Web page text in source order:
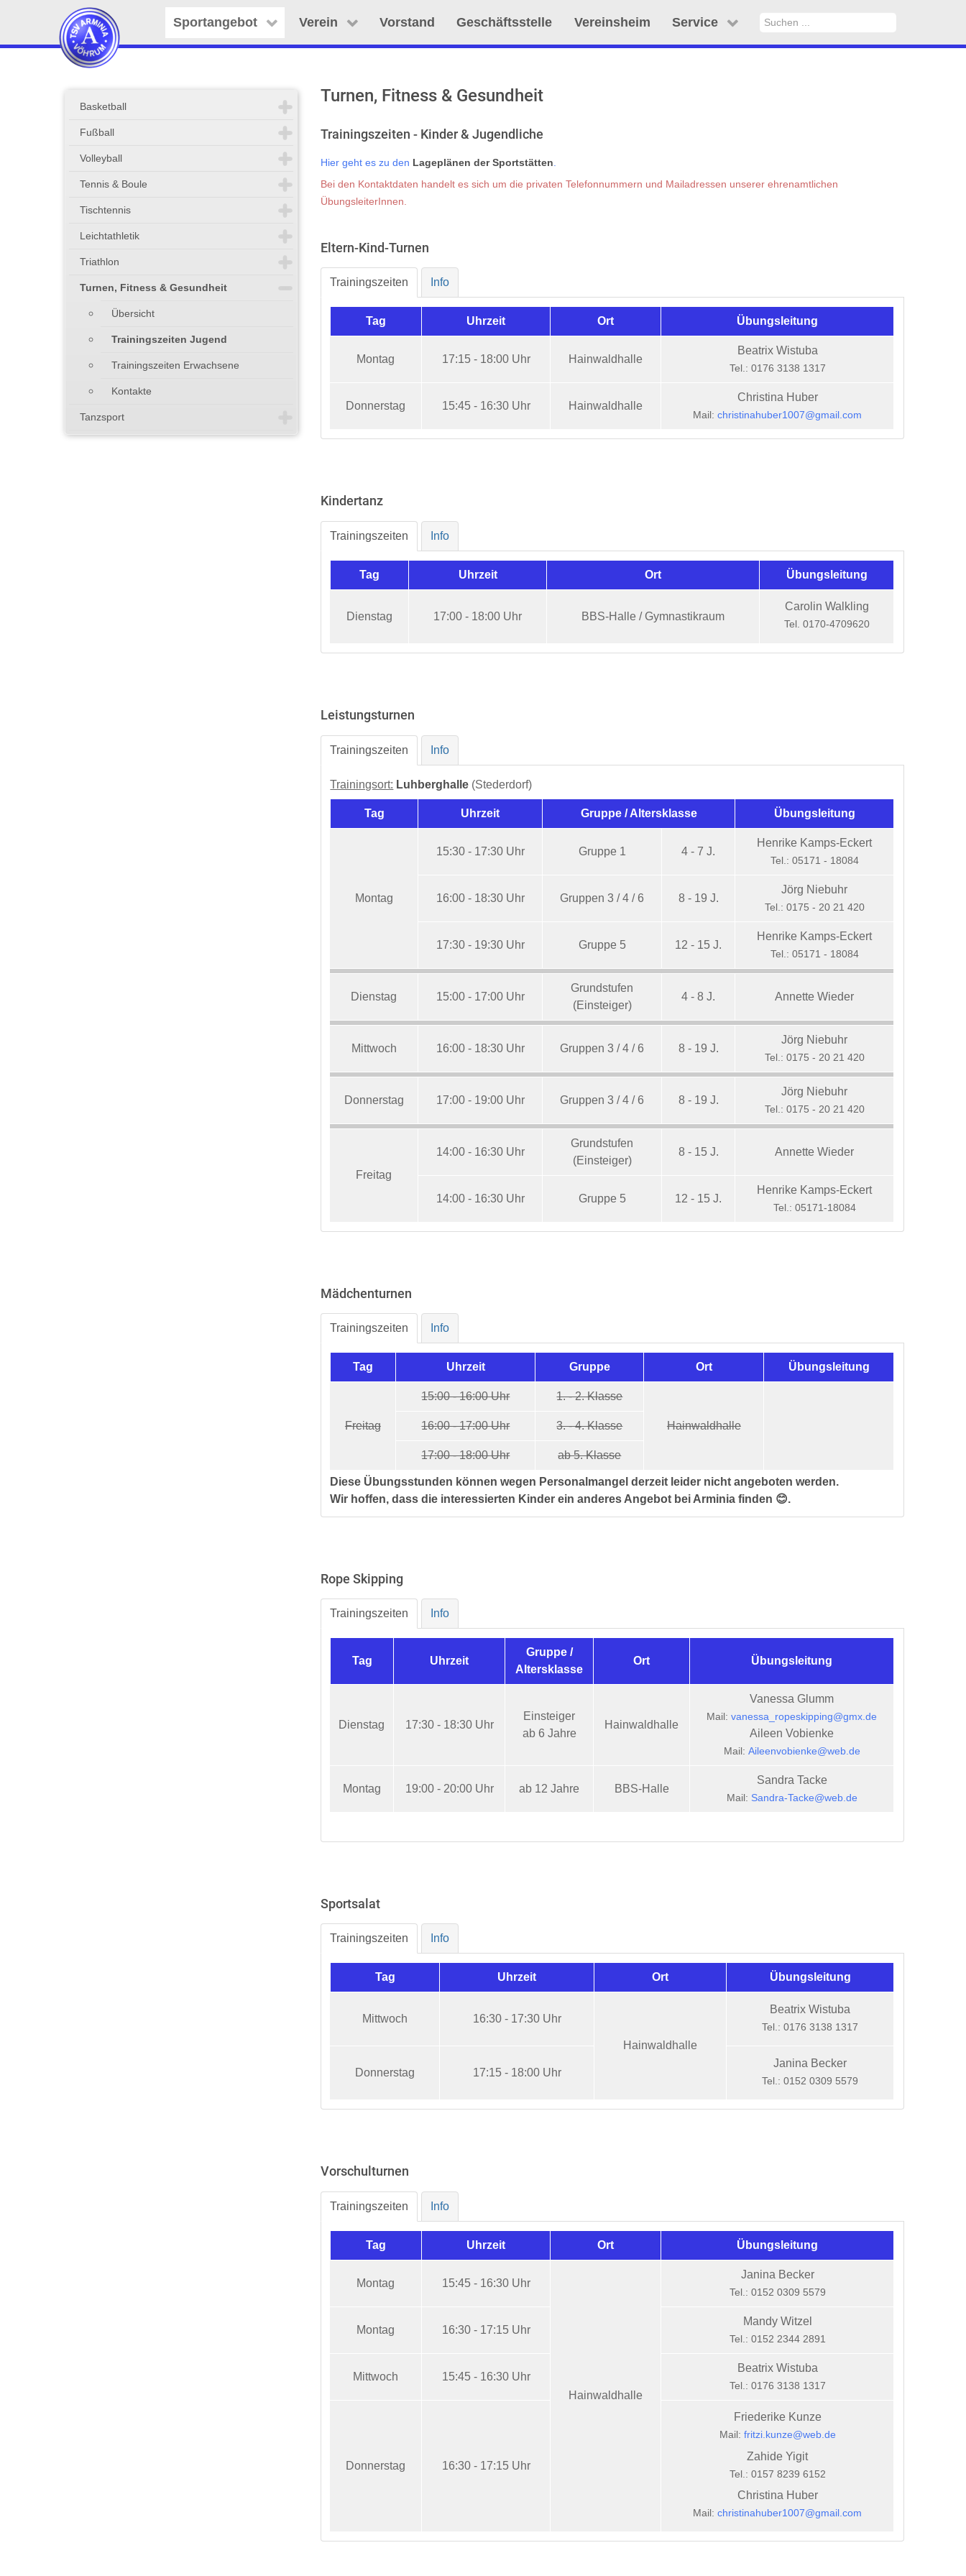
Sportangebot Verein Vorstand Geschäftsstelle Vereinsheim Service
Suchen
Basketball
Fußball
Volleyball
Tennis & Boule
Tischtennis
Leichtathletik
Triathlon
Turnen, Fitness & Gesundheit
Übersicht
Trainingszeiten Jugend
Trainingszeiten Erwachsene
Kontakte
Tanzsport
Turnen, Fitness & Gesundheit
Trainingszeiten - Kinder & Jugendliche
Hier geht es zu den Lageplänen der Sportstätten
Bei den Kontaktdaten handelt es sich um die privaten Telefonnummern und Mailadressen unserer ehrenamtlichen
ÜbungsleiterInnen.
Eltern-Kind-Turnen
Trainingszeiten Info
Tag Uhrzeit Ort Übungsleitung
Montag 17:15 - 18:00 Uhr Hainwaldhalle
Beatrix Wistuba
Tel.: 0176 3138 1317
Donnerstag 15:45 - 16:30 Uhr Hainwaldhalle
Christina Huber
Mail:christinahuber1007@gmail.com
Kindertanz
Trainingszeiten Info
Tag Uhrzeit Ort Übungsleitung
Dienstag 17:00 - 18:00 Uhr BBS-Halle / Gymnastikraum
Carolin Walkling
Tel. 0170-4709620
Leistungsturnen
Trainingszeiten Info
Trainingsort: Luhberghalle (Stederdorf)
Tag Uhrzeit Gruppe / Altersklasse Übungsleitung
Montag
15:30 - 17:30 Uhr Gruppe 1 4 - 7 J.
Henrike Kamps-Eckert
Tel.: 05171 - 18084
16:00 - 18:30 Uhr Gruppen 3 / 4 / 6 8 - 19 J.
Jörg Niebuhr
Tel.: 0175 - 20 21 420
17:30 - 19:30 Uhr Gruppe 5 12 - 15 J.
Henrike Kamps-Eckert
Tel.: 05171 - 18084
Dienstag 15:00 - 17:00 Uhr
Grundstufen
(Einsteiger)
4 - 8 J. Annette Wieder
Mittwoch 16:00 - 18:30 Uhr Gruppen 3 / 4 / 6 8 - 19 J.
Jörg Niebuhr
Tel.: 0175 - 20 21 420
Donnerstag 17:00 - 19:00 Uhr Gruppen 3 / 4 / 6 8 - 19 J.
Jörg Niebuhr
Tel.: 0175 - 20 21 420
Freitag
14:00 - 16:30 Uhr
Grundstufen
(Einsteiger)
8 - 15 J. Annette Wieder
14:00 - 16:30 Uhr Gruppe 5 12 - 15 J.
Henrike Kamps-Eckert
Tel.: 05171-18084
Mädchenturnen
Trainingszeiten Info
Tag Uhrzeit Gruppe Ort Übungsleitung
Freitag
15:00 - 16:00 Uhr 1. - 2. Klasse
Hainwaldhalle
16:00 - 17:00 Uhr 3. - 4. Klasse
17:00 - 18:00 Uhr ab 5. Klasse
Diese Übungsstunden können wegen Personalmangel derzeit leider nicht angeboten werden.
Wir hoffen, dass die interessierten Kinder ein anderes Angebot bei Arminia finden 😊.
Rope Skipping
Trainingszeiten Info
Tag Uhrzeit
Gruppe /
Altersklasse
Ort Übungsleitung
Dienstag 17:30 - 18:30 Uhr
Einsteiger
ab 6 Jahre
Hainwaldhalle
Vanessa Glumm
Mail:vanessa_ropeskipping@gmx.de
Aileen Vobienke
Mail: Aileenvobienke@web.de
Montag 19:00 - 20:00 Uhr ab 12 Jahre BBS-Halle
Sandra Tacke
Mail: Sandra-Tacke@web.de
Sportsalat
Trainingszeiten Info
Tag Uhrzeit Ort Übungsleitung
Mittwoch 16:30 - 17:30 Uhr
Hainwaldhalle
Beatrix Wistuba
Tel.: 0176 3138 1317
Donnerstag 17:15 - 18:00 Uhr
Janina Becker
Tel.: 0152 0309 5579
Vorschulturnen
Trainingszeiten Info
Tag Uhrzeit Ort Übungsleitung
Montag 15:45 - 16:30 Uhr
Hainwaldhalle
Janina Becker
Tel.: 0152 0309 5579
Montag 16:30 - 17:15 Uhr
Mandy Witzel
Tel.: 0152 2344 2891
Mittwoch 15:45 - 16:30 Uhr
Beatrix Wistuba
Tel.: 0176 3138 1317
Donnerstag 16:30 - 17:15 Uhr
Friederike Kunze
Mail: fritzi.kunze@web.de
Zahide Yigit
Tel.: 0157 8239 6152
Christina Huber
Mail:christinahuber1007@gmail.com